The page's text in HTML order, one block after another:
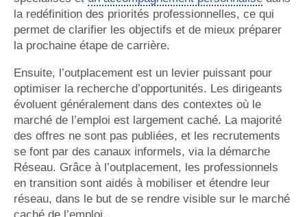
la redéfinition des priorités professionnelles, ce qui
permet de clarifier les objectifs et de mieux préparer
la prochaine étape de carrière.
Ensuite, l’outplacement est un levier puissant pour
optimiser la recherche d’opportunités. Les dirigeants
évoluent généralement dans des contextes où le
marché de l’emploi est largement caché. La majorité
des offres ne sont pas publiées, et les recrutements
se font par des canaux informels, via la démarche
Réseau. Grâce à l’outplacement, les professionnels
en transition sont aidés à mobiliser et étendre leur
réseau, dans le but de se rendre visible sur le marché
caché de l’emploi.